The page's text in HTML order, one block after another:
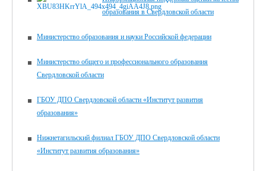
образования в Свердловской области
Министерство образования и науки Российской федерации
Министерство общего и профессионального образования
Свердловской области
ГБОУ ДПО Свердловской области «Институт развития
образования»
Нижнетагильский филиал ГБОУ ДПО Свердловской области
«Институт развития образования»